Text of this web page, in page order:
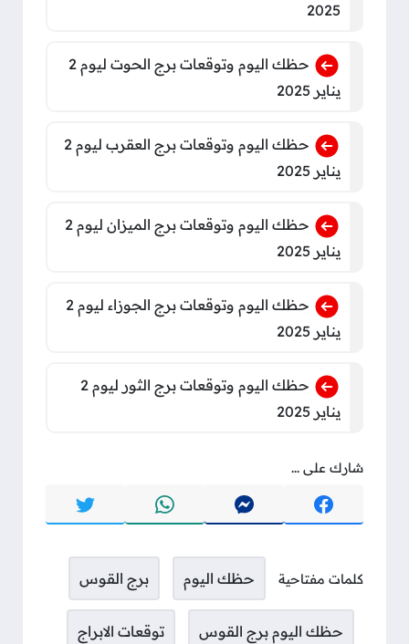
2025
حظك اليوم وتوقعات برج الحوت ليوم 2
يناير 2025
حظك اليوم وتوقعات برج العقرب ليوم 2
يناير 2025
حظك اليوم وتوقعات برج الميزان ليوم 2
يناير 2025
حظك اليوم وتوقعات برج الجوزاء ليوم 2
يناير 2025
حظك اليوم وتوقعات برج الثور ليوم 2
يناير 2025
شارك على ...
كلمات مفتاحية حظك اليوم برج القوس
حظك اليوم برج القوس توقعات الابراج